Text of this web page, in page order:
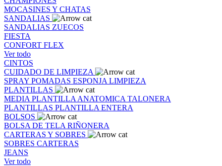
MOCASINES Y CHATAS
SANDALIAS
SANDALIAS ZUECOS
FIESTA
CONFORT FLEX
Ver todo
CINTOS
CUIDADO DE LIMPIEZA
SPRAY POMADAS ESPONJA LIMPIEZA
PLANTILLAS
MEDIA PLANTILLA ANATOMICA TALONERA
PLANTILLAS PLANTILLA ENTERA
BOLSOS
BOLSA DE TELA RIÑONERA
CARTERAS Y SOBRES
SOBRES CARTERAS
JEANS
Ver todo